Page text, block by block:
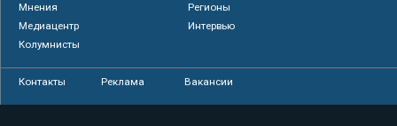
Мнения
Регионы
Медиацентр
Интервью
Колумнисты
Контакты Реклама Вакансии